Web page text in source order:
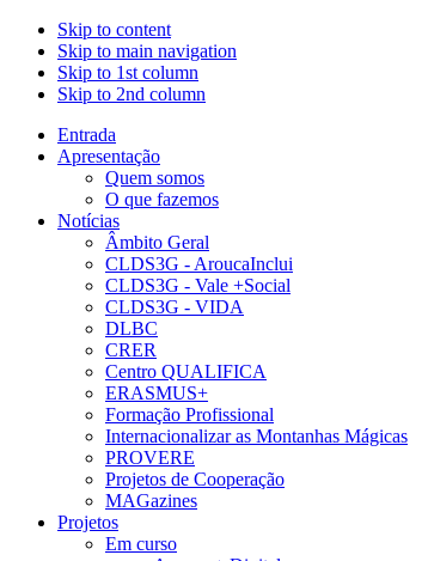
Skip to content
Skip to main navigation
Skip to 1st column
Skip to 2nd column
Entrada
Apresentação
Quem somos
O que fazemos
Notícias
Âmbito Geral
CLDS3G - AroucaInclui
CLDS3G - Vale +Social
CLDS3G - VIDA
DLBC
CRER
Centro QUALIFICA
ERASMUS+
Formação Profissional
Internacionalizar as Montanhas Mágicas
PROVERE
Projetos de Cooperação
MAGazines
Projetos
Em curso